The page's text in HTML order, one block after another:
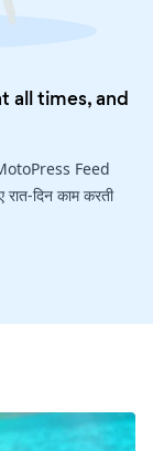
all times, and
MotoPress Feed
दिन काम करती